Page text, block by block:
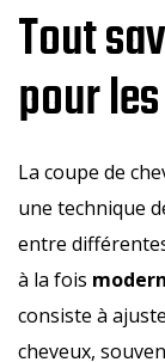
Tout
pour
La coupe de
une technique
entre
à la fois
consiste à
cheveux,